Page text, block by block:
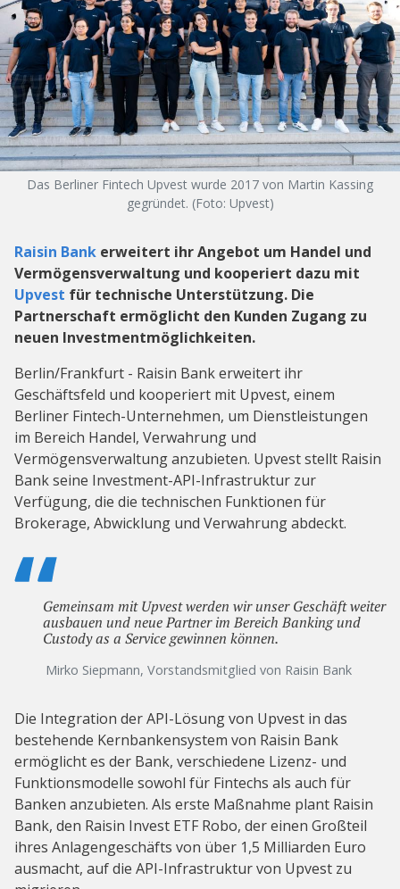
Das Berliner Fintech Upvest wurde 2017 von Martin Kassing
gegründet. (Foto: Upvest)
Raisin Bank erweitert ihr Angebot um Handel und
Vermögensverwaltung und kooperiert dazu mit
Upvest für technische Unterstützung. Die
Partnerschaft ermöglicht den Kunden Zugang zu
neuen Investmentmöglichkeiten.
Berlin/Frankfurt - Raisin Bank erweitert ihr
Geschäftsfeld und kooperiert mit Upvest, einem
Berliner Fintech-Unternehmen, um Dienstleistungen
im Bereich Handel, Verwahrung und
Vermögensverwaltung anzubieten. Upvest stellt Raisin
Bank seine Investment-API-Infrastruktur zur
Verfügung, die die technischen Funktionen für
Brokerage, Abwicklung und Verwahrung abdeckt.
Gemeinsam mit Upvest werden wir unser Geschäft weiter
ausbauen und neue Partner im Bereich Banking und
Custody as a Service gewinnen können.
Mirko Siepmann, Vorstandsmitglied von Raisin Bank
Die Integration der API-Lösung von Upvest in das
bestehende Kernbankensystem von Raisin Bank
ermöglicht es der Bank, verschiedene Lizenz- und
Funktionsmodelle sowohl für Fintechs als auch für
Banken anzubieten. Als erste Maßnahme plant Raisin
Bank, den Raisin Invest ETF Robo, der einen Großteil
ihres Anlagengeschäfts von über 1,5 Milliarden Euro
ausmacht, auf die API-Infrastruktur von Upvest zu